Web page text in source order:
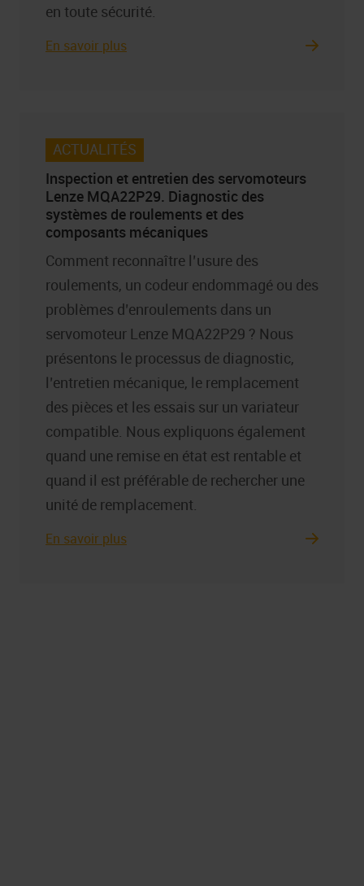
en toute sécurité.
En savoir plus
ACTUALITÉS
Inspection et entretien des servomoteurs
Lenze MQA22P29. Diagnostic des
systèmes de roulements et des
composants mécaniques
Comment reconnaître l’usure des
roulements, un codeur endommagé ou des
problèmes d’enroulements dans un
servomoteur Lenze MQA22P29 ? Nous
présentons le processus de diagnostic,
l’entretien mécanique, le remplacement
des pièces et les essais sur un variateur
compatible. Nous expliquons également
quand une remise en état est rentable et
quand il est préférable de rechercher une
unité de remplacement.
En savoir plus